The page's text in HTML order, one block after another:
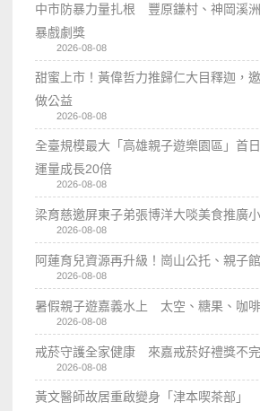
中市防暴力量扎根 豐原鎌村、神岡溪
暴戲劇獎
2026-08-08
甜蜜上市！黃偉哲力推歸仁大目釋迦，
做公益
2026-08-08
全臺規模最大「高雄親子遊樂園區」首
運量成長20倍
2026-08-08
梁育慈邀屏東子弟張博洋大啖美食推廣
2026-08-08
阿蓮育兒資源再升級！崗山公托、親子
2026-08-08
暑假親子遊嘉義水上 太空、糖果、咖
2026-08-08
戒菸守護全家健康 來嘉戒菸好禮獎不完
2026-08-08
黃文醫師故居重啟變身「津本喫茶部」